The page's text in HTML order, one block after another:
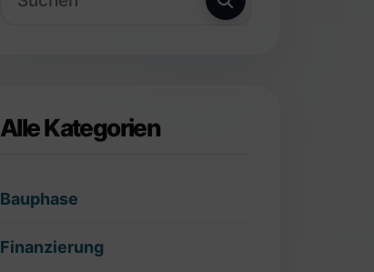
Alle Kategorien
Bauphase
Finanzierung